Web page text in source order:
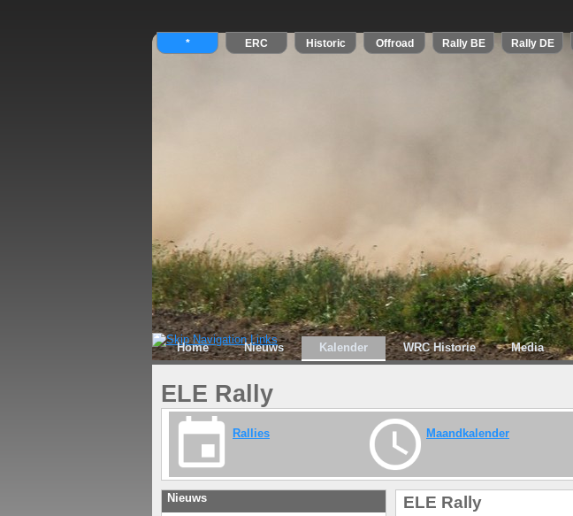
Home Nieuws Kalender WRC Historie Media
ELE Rally
Rallies Maandkalender
Nieuws
ELE Rally